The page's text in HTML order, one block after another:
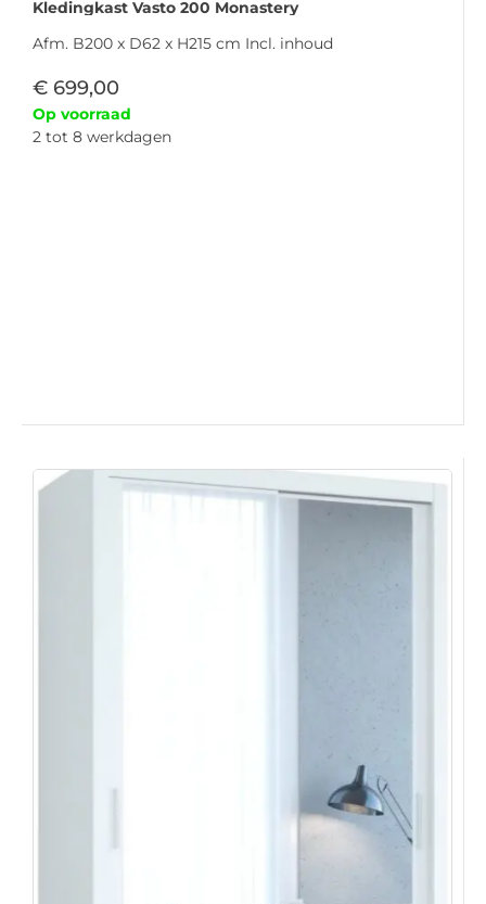
Kledingkast Vasto 200 Monastery
Afm. B200 x D62 x H215 cm Incl. inhoud
€ 699,00
Op voorraad
2 tot 8 werkdagen